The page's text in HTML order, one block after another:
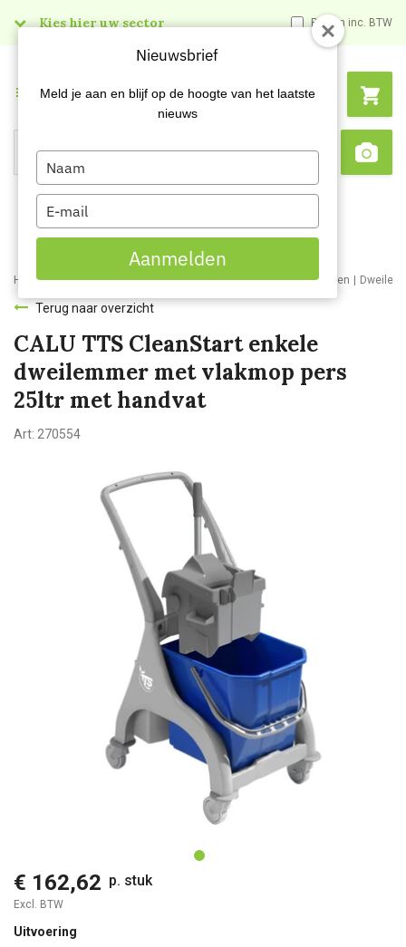
Kies hier uw sector Prijzen inc. BTW
Search
Menu
Home Webshop Schoonmaakartikelen Schoonmaakmaterialen
Terug naar overzicht
CALU TTS CleanStart enkele
dweilemmer met vlakmop pers
25ltr met handvat
Art: 270554
€ 162,62 p. stuk
Excl. BTW
Uitvoering
Nieuwsbrief
Meld je aan en blijf op de hoogte van het laatste
nieuws
Type
your
name
Type
your
email
Aanmelden